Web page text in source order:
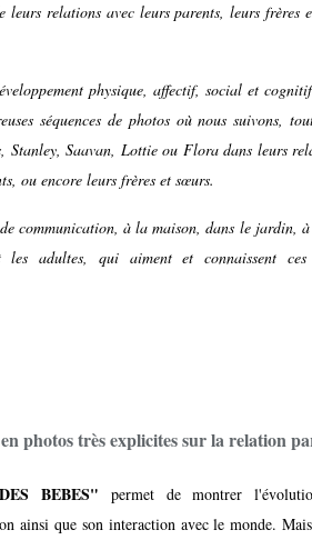
leurs relations avec leurs parents, leurs frères
physique, affectif, social et
séquences de photos où nous suivons,
Stanley, Saavan, Lottie ou Flora dans leurs
ou encore leurs frères et sœurs.
communication, à la maison, dans le jardin,
les adultes, qui aiment et connaissent
photos très explicites sur la relation
BEBES" permet de montrer
ainsi que son interaction avec le monde.